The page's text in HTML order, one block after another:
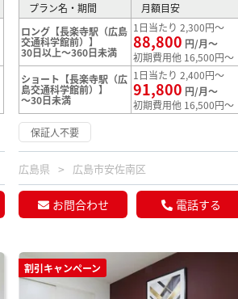
プラン名・期間
月額目安
ロング【長楽寺駅（広島
交通科学館前）】
30日以上～360日未満
1日当たり 2,300円～
88,800 円/月～
初期費用他 16,500円～
ショート【長楽寺駅（広
島交通科学館前）】
～30日未満
1日当たり 2,400円～
91,800 円/月～
初期費用他 16,500円～
保証人不要
広島県 広島市安佐南区
お問合わせ 電話する
割引キャンペーン